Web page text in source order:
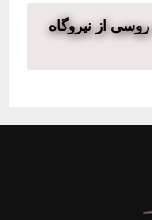
از نیروگاه